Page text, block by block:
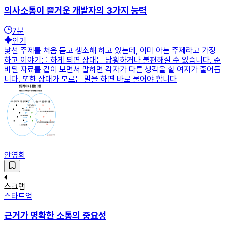
의사소통이 즐거운 개발자의 3가지 능력
7분
인기
낯선 주제를 처음 듣고 생소해 하고 있는데, 이미 아는 주제라고 가정
하고 이야기를 하게 되면 상대는 당황하거나 불편해질 수 있습니다. 준
비된 자료를 같이 보면서 말하면 각자가 다른 생각을 할 여지가 줄어듭
니다. 또한 상대가 모르는 말을 하면 바로 물어야 합니다
안영회
스크랩
스타트업
근거가 명확한 소통의 중요성